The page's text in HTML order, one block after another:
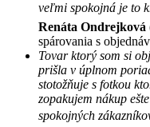
veľmi spokojná je to
Renáta Ondrejková
spárovania s
Tovar ktorý som si
prišla v úplnom
stotožňuje s fotkou
zopakujem nákup
spokojných